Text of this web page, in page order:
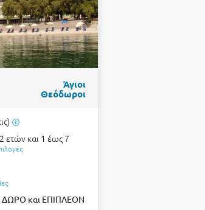
Άγιοι
Θεόδωροι
ετών και 1 έως 7
ΔΩΡΟ και ΕΠΙΠΛΕΟΝ